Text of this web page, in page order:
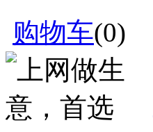
购物车(0)